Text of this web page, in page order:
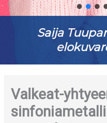
Saija
Valkeat-